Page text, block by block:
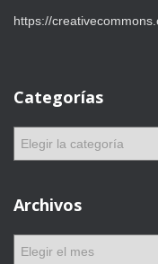
https://
Categorías
g
o
Archivos